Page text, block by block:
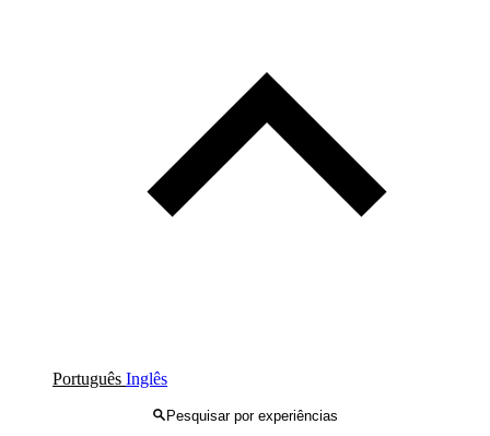
Português Inglês
Pesquisar por experiências